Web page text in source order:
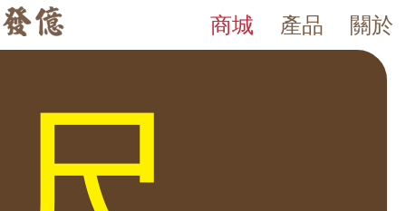
發億金庫｜台灣 40 年保險箱專賣店・防火防盜金庫・床頭櫃保
發億金庫（仁浦科技）自 1984 年創立，為台灣擁有 40 多年經
關於
產品
商城
LZ2 系列 鋼板保險箱
LZ2 系列 鋼板保險箱。發億金庫 40 年保險箱專賣，全台門市：台北、